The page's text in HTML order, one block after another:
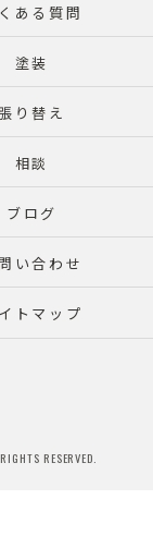
ある質問
塗装
り替え
相談
ブログ
い合わせ
トマップ
RESERVED.